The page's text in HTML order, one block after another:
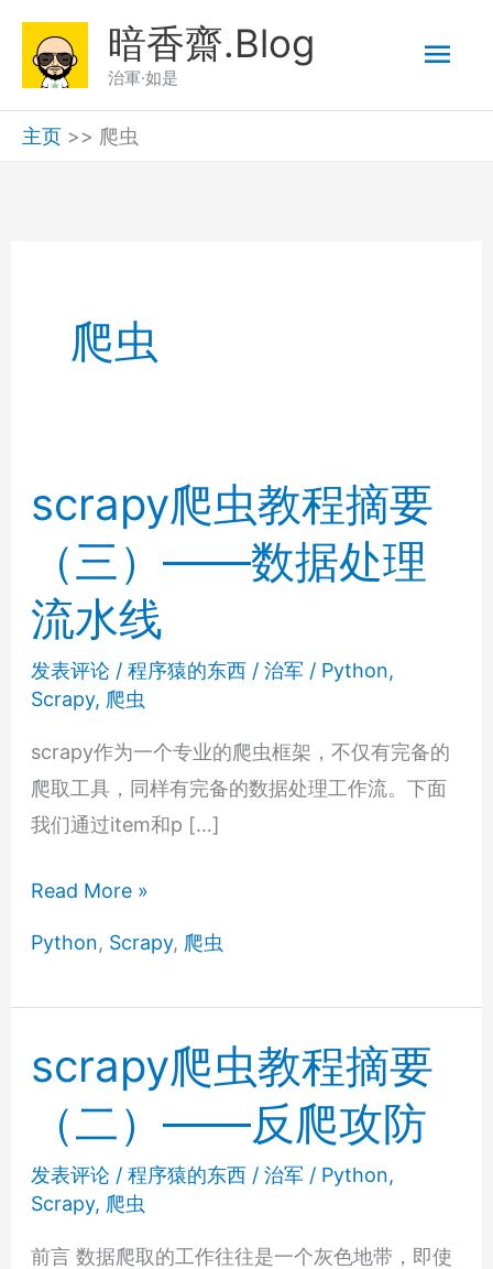
暗香齋.Blog
治軍·如是
主
菜
主页 >> 爬虫
爬虫
scrapy爬虫教程摘要
（三）——数据处理
流水线
发表评论 / 程序猿的东西/ 治军 / Python,
Scrapy, 爬虫
scrapy作为一个专业的爬虫框架，不仅有完备的
爬取工具，同样有完备的数据处理工作流。下面
我们通过item和p […]
scrapy
摘
（三）
——
数
据
Read More »
Python, Scrapy, 爬虫
scrapy爬虫教程摘要
（二）——反爬攻防
发表评论 / 程序猿的东西/ 治军 / Python,
Scrapy, 爬虫
前言 数据爬取的工作往往是一个灰色地带，即使